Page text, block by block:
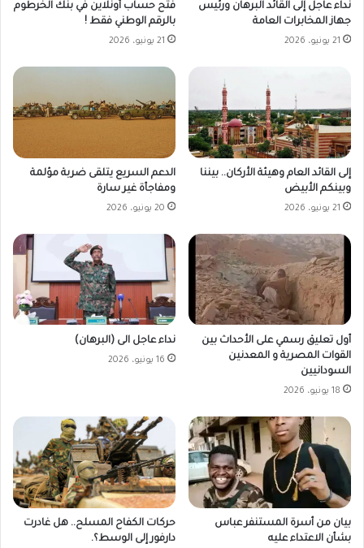
نداء عاجل إلى القائد البرهان ورئيس
جهاز المخابرات العامة
21 يونيو، 2026
فتح حساب أونلاين في بنك الخرطوم
بالرقم الوطني فقط !
21 يونيو، 2026
إلى القائد العام وهيئة الأركان.. بيننا
وبينكم الأبيض
21 يونيو، 2026
الدعم السريع يتلقى ضربة مؤلمة
ومفاجأة غير سارة
20 يونيو، 2026
أول تعليق رسمي على الأحداث بين
القوات المصرية و المعدنين
السودانيين
18 يونيو، 2026
نداء عاجل الى (البرهان)
16 يونيو، 2026
بيان من أسرة المستنفر عباس
بشأن الاعتداء عليه
حركات الكفاح المسلح.. هل غادرت
دارفور إلى الوسط؟.